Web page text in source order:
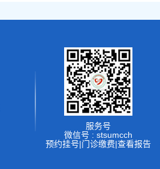
服务号
微信号 : stsumcch
预约挂号|门诊缴费|查看报告